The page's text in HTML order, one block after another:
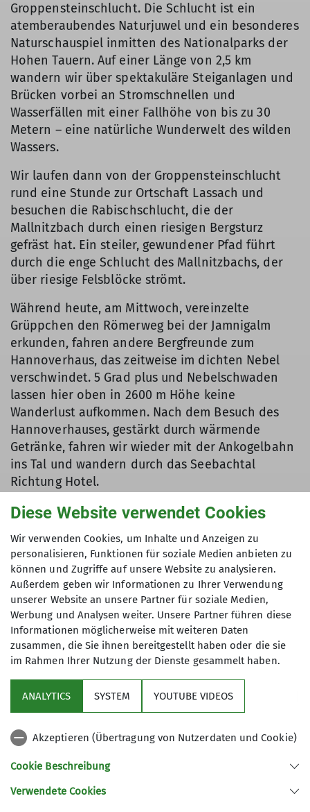
Groppensteinschlucht. Die Schlucht ist ein
atemberaubendes Naturjuwel und ein besonderes
Naturschauspiel inmitten des Nationalparks der
Hohen Tauern. Auf einer Länge von 2,5 km
wandern wir über spektakuläre Steiganlagen und
Brücken vorbei an Stromschnellen und
Wasserfällen mit einer Fallhöhe von bis zu 30
Metern – eine natürliche Wunderwelt des wilden
Wassers.
Wir laufen dann von der Groppensteinschlucht
rund eine Stunde zur Ortschaft Lassach und
besuchen die Rabischschlucht, die der
Mallnitzbach durch einen riesigen Bergsturz
gefräst hat. Ein steiler, gewundener Pfad führt
durch die enge Schlucht des Mallnitzbachs, der
über riesige Felsblöcke strömt.
Während heute, am Mittwoch, vereinzelte
Grüppchen den Römerweg bei der Jamnigalm
erkunden, fahren andere Bergfreunde zum
Hannoverhaus, das zeitweise im dichten Nebel
verschwindet. 5 Grad plus und Nebelschwaden
lassen hier oben in 2600 m Höhe keine
Wanderlust aufkommen. Nach dem Besuch des
Hannoverhauses, gestärkt durch wärmende
Getränke, fahren wir wieder mit der Ankogelbahn
ins Tal und wandern durch das Seebachtal
Richtung Hotel.
Wolfgang und acht weitere Weggefährten/innen
Bundesbahn nach Bad Gastein und anschließend
mit einem Wandertaxi weiter über die
mautpflichtige Gasteiner Alpenstraße nach
Sportgastein bis zum großen Parkplatz bei der
Goldbergbahn. Die Gruppe will den
Alpenhauptkamm von Sportgastein (1600 m) ins
Tauerntal überqueren. Über eine flache
Forststraße laufen wir am Marie-Valerie-Haus
vorbei, über das Nassfeld bis zum Ende des
breiten Talkessels. Dabei wandert man entlang
Schareck sowie das Skigebiet von Sportgastein
eine Vielzahl von bewirtschafteten Almhütten.
Die Hagener Hütte, unser Tagesziel, ist vom
Diese Website verwendet Cookies
Wir verwenden Cookies, um Inhalte und Anzeigen zu
personalisieren, Funktionen für soziale Medien anbieten zu
können und Zugriffe auf unsere Website zu analysieren.
Außerdem geben wir Informationen zu Ihrer Verwendung
unserer Website an unsere Partner für soziale Medien,
Werbung und Analysen weiter. Unsere Partner führen diese
Informationen möglicherweise mit weiteren Daten
zusammen, die Sie ihnen bereitgestellt haben oder die sie
im Rahmen Ihrer Nutzung der Dienste gesammelt haben.
ANALYTICS SYSTEM YOUTUBE VIDEOS
Akzeptieren (Übertragung von Nutzerdaten und Cookie)
Cookie Beschreibung
Verwendete Cookies